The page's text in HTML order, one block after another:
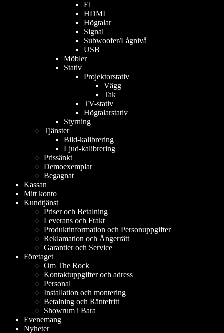
El
HDMI
Högtalar
Signal
Subwoofer/Lågnivå
USB
Möbler
Stativ
Projektorstativ
Vägg
Tak
TV-stativ
Högtalarstativ
Styrning
Tjänster
Bild-kalibrering
Ljud-kalibrering
Prissänkt
Demoexemplar
Begagnat
Kassan
Mitt konto
Kundtjänst
Priser och Betalning
Leverans och Frakt
Produktinformation och Personuppgifter
Reklamation och Ångerrätt
Garantier och Service
Företaget
Om The Rock
Kontaktuppgifter och adress
Personal
Installation och montering
Betalning och Räntefritt
Showrum i Bara
Evenemang
Nyheter